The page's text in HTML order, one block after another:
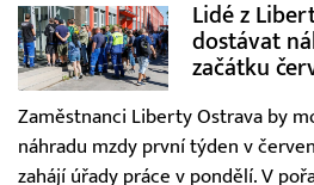
Lidé z
dostávat
začátku
Zaměstnanci Liberty Ostrava by
náhradu mzdy první týden v
zahájí úřady práce v pondělí. V